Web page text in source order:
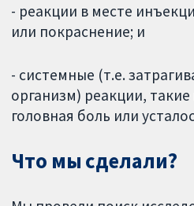
- реакции в месте
или покраснение; и
- системные (т.е.
организм) реакции,
головная боль или
Что мы сделали?